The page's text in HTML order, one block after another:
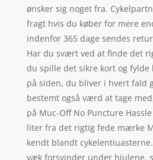
ønsker sig noget fra.
fragt hvis du køber for mere
indenfor 365 dage sendes
Har du svært ved at finde det
du spille det sikre kort og fylde
på siden, du bliver i hvert fald
bestemt også værd at tage
på Muc-Off No Puncture
liter fra det rigtig fede mærke
kendt blandt
væk forsvinder under hjulene,